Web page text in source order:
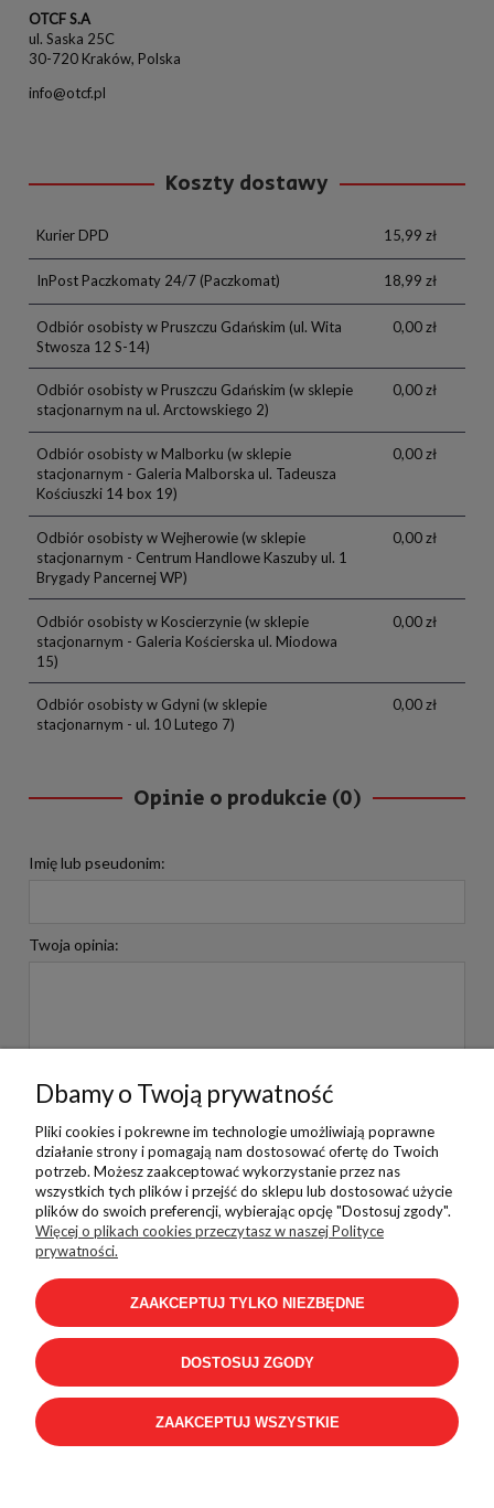
OTCF S.A
ul. Saska 25C
30-720 Kraków, Polska
info@otcf.pl
Koszty dostawy
Kurier DPD 15,99 zł
InPost Paczkomaty 24/7(Paczkomat) 18,99 zł
Odbiór osobisty w Pruszczu Gdańskim (ul. Wita
Stwosza 12 S-14)
0,00 zł
Odbiór osobisty w Pruszczu Gdańskim (w sklepie
stacjonarnym na ul. Arctowskiego 2)
0,00 zł
Odbiór osobisty w Malborku (w sklepie
stacjonarnym - Galeria Malborska ul. Tadeusza
Kościuszki 14 box 19)
0,00 zł
Odbiór osobisty w Wejherowie(w sklepie
stacjonarnym - Centrum Handlowe Kaszuby ul. 1
Brygady Pancernej WP)
0,00 zł
Odbiór osobisty w Koscierzynie(w sklepie
stacjonarnym - Galeria Kościerska ul. Miodowa
15)
0,00 zł
Odbiór osobisty w Gdyni(w sklepie
stacjonarnym - ul. 10 Lutego 7)
0,00 zł
Opinie o produkcie (0)
Imię lub pseudonim:
Twoja opinia:
Pomoc
Płatności i dostawa
Informacje
Dbamy o Twoją prywatność
Pliki cookies i pokrewne im technologie umożliwiają poprawne
działanie strony i pomagają nam dostosować ofertę do Twoich
potrzeb. Możesz zaakceptować wykorzystanie przez nas
wszystkich tych plików i przejść do sklepu lub dostosować użycie
plików do swoich preferencji, wybierając opcję "Dostosuj zgody".
Więcej o plikach cookies przeczytasz w naszej Polityce
prywatności.
ZAAKCEPTUJ TYLKO NIEZBĘDNE
DOSTOSUJ ZGODY
ZAAKCEPTUJ WSZYSTKIE